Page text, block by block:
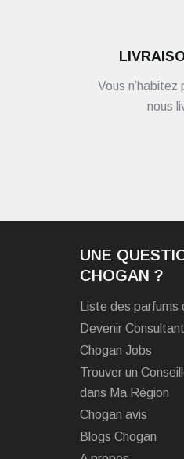
Vous
nous
UNE
CHOGAN ?
Liste des parfums
Devenir
Chogan Jobs
Trouver un
dans Ma Région
Chogan avis
Blogs Chogan